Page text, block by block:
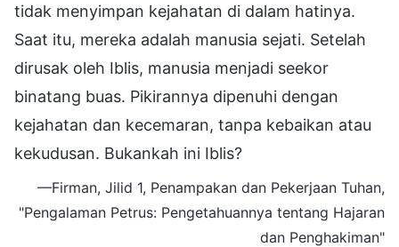
tidak menyimpan kejahatan di dalam hatinya.
Saat itu, mereka adalah manusia sejati. Setelah
dirusak oleh Iblis, manusia menjadi seekor
binatang buas. Pikirannya dipenuhi dengan
kejahatan dan kecemaran, tanpa kebaikan atau
kekudusan. Bukankah ini Iblis?
—Firman, Jilid 1, Penampakan dan Pekerjaan Tuhan,
"Pengalaman Petrus: Pengetahuannya tentang Hajaran
dan Penghakiman"